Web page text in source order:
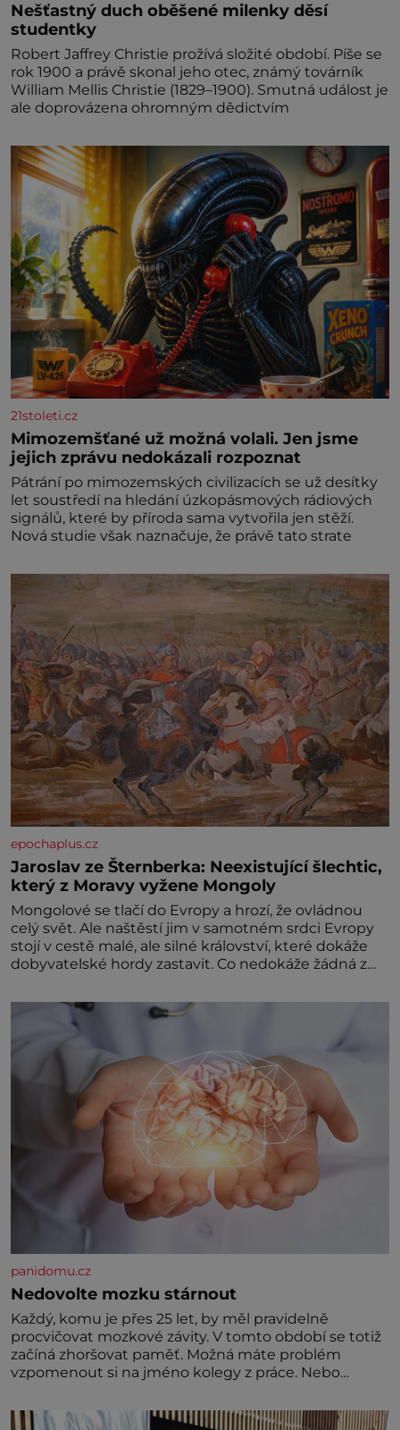
Nešťastný duch oběšené milenky děsí
studentky
Robert Jaffrey Christie prožívá složité období. Píše se
rok 1900 a právě skonal jeho otec, známý továrník
William Mellis Christie (1829–1900). Smutná událost je
ale doprovázena ohromným dědictvím
21stoleti.cz
Mimozemšťané už možná volali. Jen jsme
jejich zprávu nedokázali rozpoznat
Pátrání po mimozemských civilizacích se už desítky
let soustředí na hledání úzkopásmových rádiových
signálů, které by příroda sama vytvořila jen stěží.
Nová studie však naznačuje, že právě tato strate
epochaplus.cz
Jaroslav ze Šternberka: Neexistující šlechtic,
který z Moravy vyžene Mongoly
Mongolové se tlačí do Evropy a hrozí, že ovládnou
celý svět. Ale naštěstí jim v samotném srdci Evropy
stojí v cestě malé, ale silné království, které dokáže
dobyvatelské hordy zastavit. Co nedokáže žádná z
král. Nebo že by ne? Mongolové od roku 1223
postupují podél Kaspického a Azovského moře,
panidomu.cz
Nedovolte mozku stárnout
Každý, komu je přes 25 let, by měl pravidelně
procvičovat mozkové závity. V tomto období se totiž
začíná zhoršovat paměť. Možná máte problém
vzpomenout si na jméno kolegy z práce. Nebo
nedávno přečetli. Je to opravdu tak, s věkem jako
kdyby se paměť rozhodla stávkovat. Cvičte